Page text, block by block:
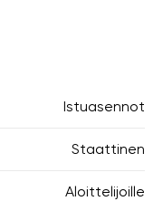
Istuasennot
Staattinen
Aloittelijoille